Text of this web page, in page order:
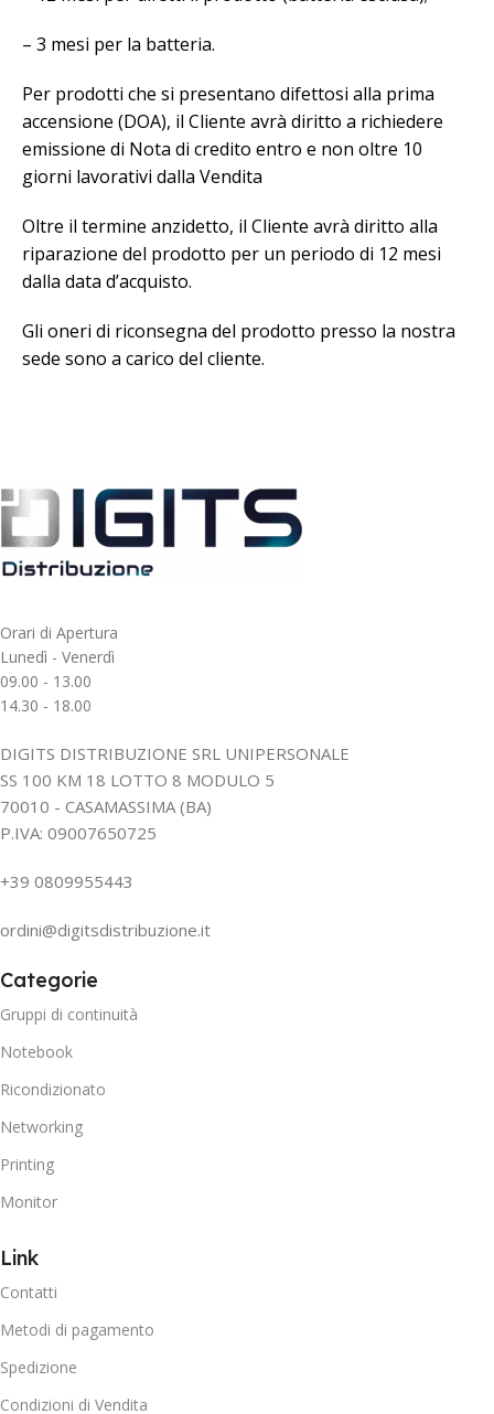
– 3 mesi per la batteria.
Per prodotti che si presentano difettosi alla prima
accensione (DOA), il Cliente avrà diritto a richiedere
emissione di Nota di credito entro e non oltre 10
giorni lavorativi dalla Vendita
Oltre il termine anzidetto, il Cliente avrà diritto alla
riparazione del prodotto per un periodo di 12 mesi
dalla data d’acquisto.
Gli oneri di riconsegna del prodotto presso la nostra
sede sono a carico del cliente.
Orari di Apertura
Lunedì - Venerdì
09.00 - 13.00
14.30 - 18.00
DIGITS DISTRIBUZIONE SRL UNIPERSONALE
SS 100 KM 18 LOTTO 8 MODULO 5
70010 - CASAMASSIMA (BA)
P.IVA: 09007650725
+39 0809955443
ordini@digitsdistribuzione.it
Categorie
Gruppi di continuità
Notebook
Ricondizionato
Networking
Printing
Monitor
Link
Contatti
Metodi di pagamento
Spedizione
Condizioni di Vendita